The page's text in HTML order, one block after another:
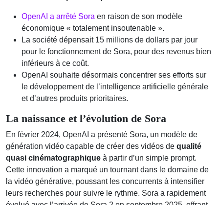
OpenAI a arrêté Sora en raison de son modèle
économique « totalement insoutenable ».
La société dépensait 15 millions de dollars par jour
pour le fonctionnement de Sora, pour des revenus bien
inférieurs à ce coût.
OpenAI souhaite désormais concentrer ses efforts sur
le développement de l’intelligence artificielle générale
et d’autres produits prioritaires.
La naissance et l’évolution de Sora
En février 2024, OpenAI a présenté Sora, un modèle de
génération vidéo capable de créer des vidéos de qualité
quasi cinématographique à partir d’un simple prompt.
Cette innovation a marqué un tournant dans le domaine de
la vidéo générative, poussant les concurrents à intensifier
leurs recherches pour suivre le rythme. Sora a rapidement